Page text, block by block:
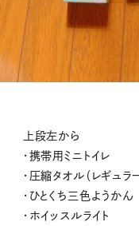
上段左から
・携帯用ミニトイレ
・圧縮タオル（レギュ
・ひとくち三色ようかん
・ホイッスルライト